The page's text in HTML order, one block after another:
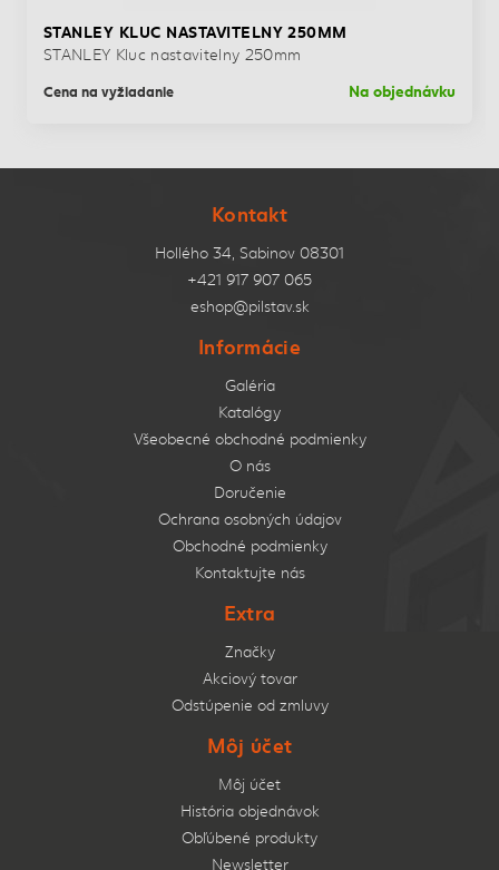
STANLEY KLUC NASTAVITELNY 250MM
STANLEY Kluc nastavitelny 250mm
Cena na vyžiadanie Na objednávku
Kontakt
Hollého 34, Sabinov 08301
+421 917 907 065
eshop@pilstav.sk
Informácie
Galéria
Katalógy
Všeobecné obchodné podmienky
O nás
Doručenie
Ochrana osobných údajov
Obchodné podmienky
Kontaktujte nás
Extra
Značky
Akciový tovar
Odstúpenie od zmluvy
Môj účet
Môj účet
História objednávok
Obľúbené produkty
Newsletter